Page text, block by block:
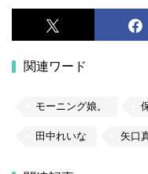
関連ワード
モーニング娘。
田中れいな 矢口